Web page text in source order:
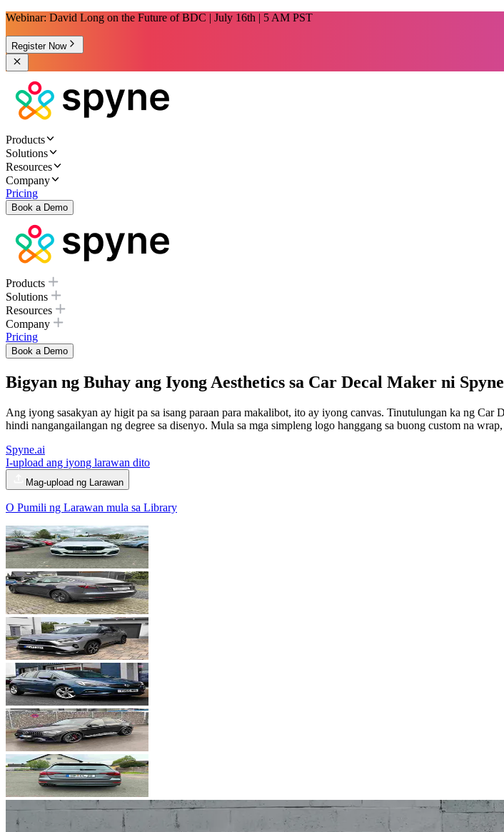
Webinar: David Long on the Future of BDC | July 16th | 5 AM PST
Register Now
Products
Solutions
Resources
Company
Pricing
Book a Demo
Products
Solutions
Resources
Company
Pricing
Book a Demo
Bigyan ng Buhay ang Iyong Aesthetics sa Car Decal Maker ni Spyne
Ang iyong sasakyan ay higit pa sa isang paraan para makalibot, ito ay iyong canvas. Tinutulungan ka ng
hindi nangangailangan ng degree sa disenyo. Mula sa mga simpleng logo hanggang sa buong custom na
Spyne.ai
I-upload ang iyong larawan dito
Mag-upload ng Larawan
O Pumili ng Larawan mula sa Library